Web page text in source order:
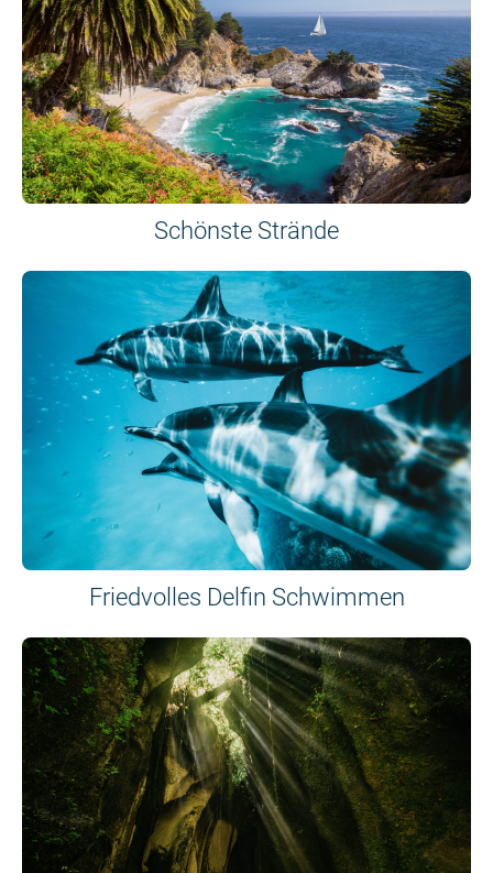
Schönste Strände
Friedvolles Delfin Schwimmen